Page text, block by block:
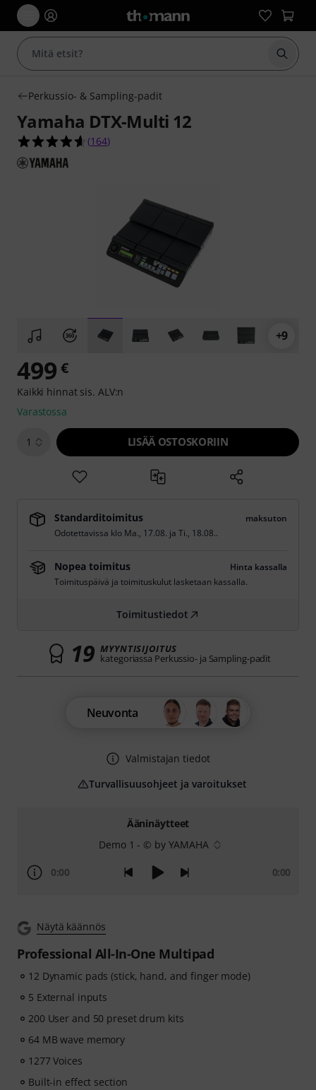
Aloita
Perkussio- & Sampling-padit
Yamaha DTX-Multi 12
4.6 tähteä viidestä yhteensä 164
(164)
+9
Ääninäytteet
Demo 1 - © by YAMAHA
0:00 0:00
Näytä käännös
Professional All-In-One Multipad
12 Dynamic pads (stick, hand, and finger mode)
5 External inputs
200 User and 50 preset drum kits
64 MB wave memory
1277 Voices
Built-in effect section
499 €
Kaikki hinnat sis. ALV:n
Varastossa
1 LISÄÄ OSTOSKORIIN
Standarditoimitus
maksuton
Odotettavissa klo Ma., 17.08. ja Ti., 18.08..
Nopea toimitus
Hinta kassalla
Toimituspäivä ja toimituskulut lasketaan kassalla.
Toimitustiedot
19 MYYNTISIJOITUS
kategoriassa Perkussio- ja Sampling-padit
Neuvonta
Valmistajan tiedot
Turvallisuusohjeet ja varoitukset